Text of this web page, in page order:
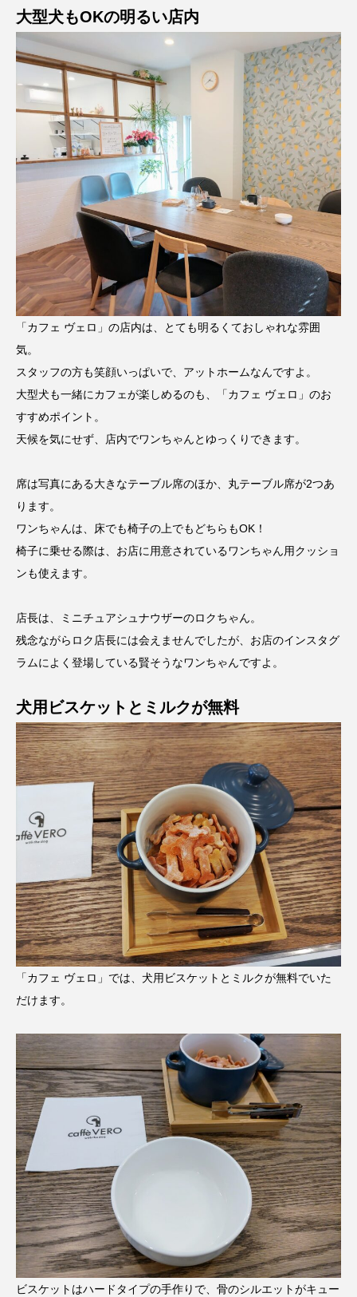
大型犬もOKの明るい店内
「カフェ ヴェロ」の店内は、とても明るくておしゃれな雰囲
気。
スタッフの方も笑顔いっぱいで、アットホームなんですよ。
大型犬も一緒にカフェが楽しめるのも、「カフェ ヴェロ」のお
すすめポイント。
天候を気にせず、店内でワンちゃんとゆっくりできます。
席は写真にある大きなテーブル席のほか、丸テーブル席が2つあ
ります。
ワンちゃんは、床でも椅子の上でもどちらもOK！
椅子に乗せる際は、お店に用意されているワンちゃん用クッショ
ンも使えます。
店長は、ミニチュアシュナウザーのロクちゃん。
残念ながらロク店長には会えませんでしたが、お店のインスタグ
ラムによく登場している賢そうなワンちゃんですよ。
犬用ビスケットとミルクが無料
「カフェ ヴェロ」では、犬用ビスケットとミルクが無料でいた
だけます。
ビスケットはハードタイプの手作りで、骨のシルエットがキュー